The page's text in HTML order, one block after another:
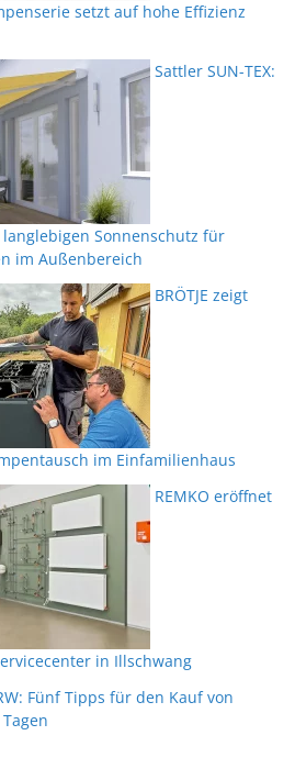
setzt auf hohe Effizienz
Sattler SUN-TEX:
langlebigen Sonnenschutz für
im Außenbereich
BRÖTJE zeigt
im Einfamilienhaus
REMKO eröffnet
in Illschwang
Fünf Tipps für den Kauf von